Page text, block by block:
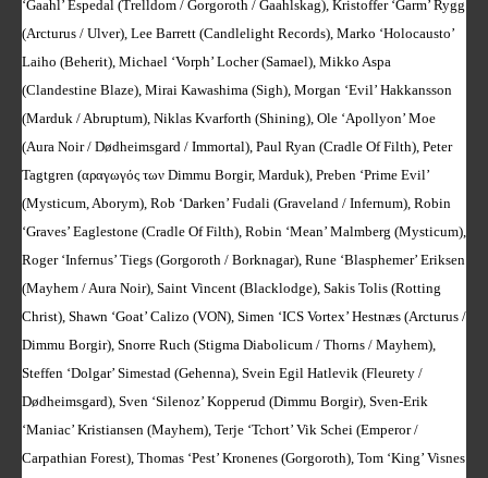
‘Gaahl’ Espedal (Trelldom / Gorgoroth / Gaahlskag), Kristoffer ‘Garm’ Rygg
(Arcturus / Ulver), Lee Barrett (Candlelight Records), Marko ‘Holocausto’
Laiho (Beherit), Michael ‘Vorph’ Locher (Samael), Mikko Aspa
(Clandestine Blaze), Mirai Kawashima (Sigh), Morgan ‘Evil’ Hakkansson
(Marduk / Abruptum), Niklas Kvarforth (Shining), Ole ‘Apollyon’ Moe
(Aura Noir / Dødheimsgard / Immortal), Paul Ryan (Cradle Of Filth), Peter
Tagtgren (αραγωγός των Dimmu Borgir, Marduk), Preben ‘Prime Evil’
(Mysticum, Aborym), Rob ‘Darken’ Fudali (Graveland / Infernum), Robin
‘Graves’ Eaglestone (Cradle Of Filth), Robin ‘Mean’ Malmberg (Mysticum),
Roger ‘Infernus’ Tiegs (Gorgoroth / Borknagar), Rune ‘Blasphemer’ Eriksen
(Mayhem / Aura Noir), Saint Vincent (Blacklodge), Sakis Tolis (Rotting
Christ), Shawn ‘Goat’ Calizo (VON), Simen ‘ICS Vortex’ Hestnæs (Arcturus /
Dimmu Borgir), Snorre Ruch (Stigma Diabolicum / Thorns / Mayhem),
Steffen ‘Dolgar’ Simestad (Gehenna), Svein Egil Hatlevik (Fleurety /
Dødheimsgard), Sven ‘Silenoz’ Kopperud (Dimmu Borgir), Sven-Erik
‘Maniac’ Kristiansen (Mayhem), Terje ‘Tchort’ Vik Schei (Emperor /
Carpathian Forest), Thomas ‘Pest’ Kronenes (Gorgoroth), Tom ‘King’ Visnes